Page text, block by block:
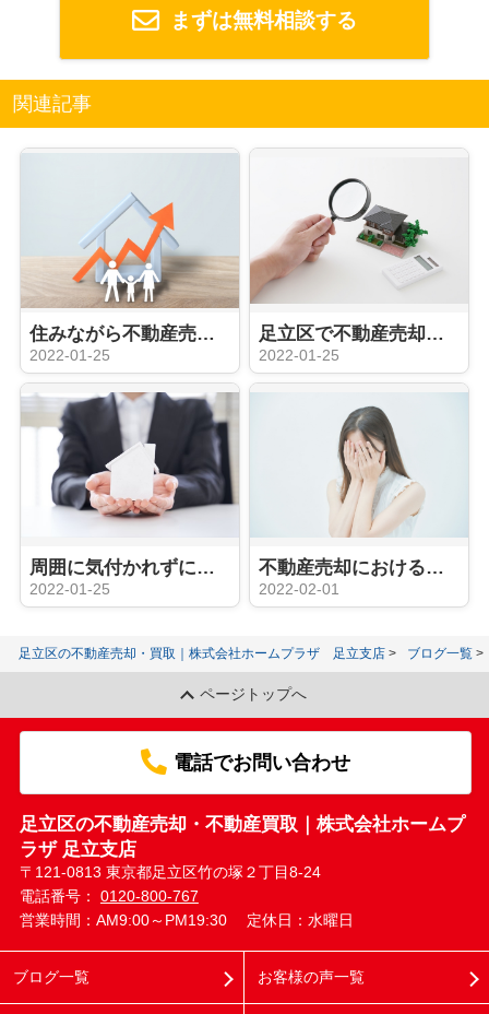
まずは無料相談する
関連記事
住みながら不動産売却を成功させるには？方法とメリットをご紹介！
2022-01-25
足立区で不動産売却の査定をするには？2つの査定と依頼方法についてご紹介！
2022-01-25
周囲に気付かれずに不動産を売却するための不動産会社選び
2022-01-25
不動産売却における「心理的瑕疵」とは？売却への影響や告知義務について
2022-02-01
足立区の不動産売却・買取｜株式会社ホームプラザ 足立支店 ブログ一覧
ページトップへ
電話でお問い合わせ
足立区の不動産売却・不動産買取｜株式会社ホームプ
ラザ 足立支店
〒121-0813 東京都足立区竹の塚２丁目8-24
電話番号： 0120-800-767
営業時間：AM9:00～PM19:30
定休日：水曜日
ブログ一覧 お客様の声一覧